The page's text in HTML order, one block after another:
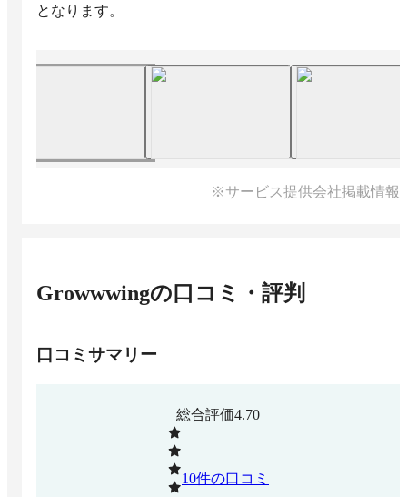
となります。
※サービス提供会社掲載情報
Growwwingの口コミ・評判
口コミサマリー
総合評価4.70
10件の口コミ